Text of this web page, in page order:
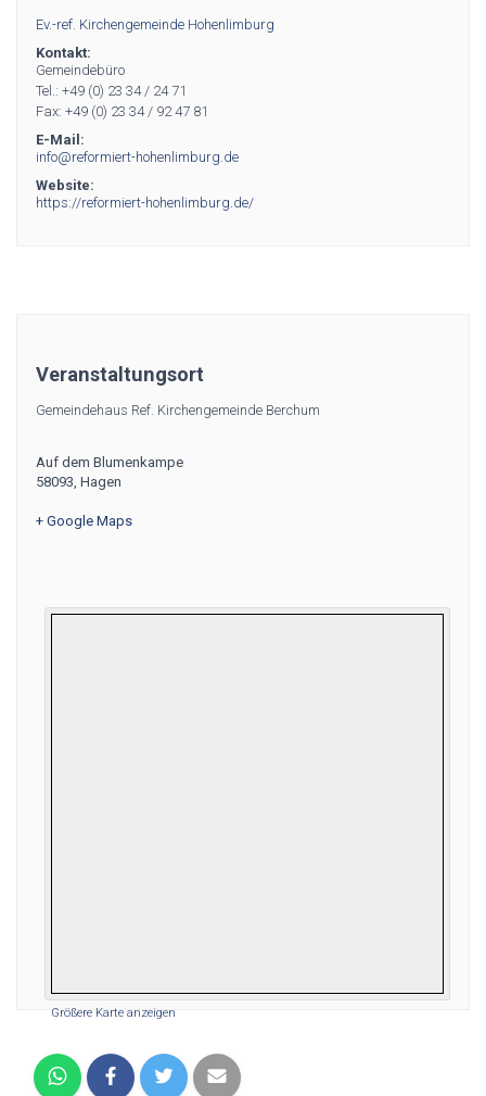
Ev.-ref. Kirchengemeinde Hohenlimburg
Kontakt:
Gemeindebüro
Tel.: +49 (0) 23 34 / 24 71
Fax: +49 (0) 23 34 / 92 47 81
E-Mail:
info@reformiert-hohenlimburg.de
Website:
https://reformiert-hohenlimburg.de/
Veranstaltungsort
Gemeindehaus Ref. Kirchengemeinde Berchum
Auf dem Blumenkampe
58093, Hagen
+ Google Maps
Größere Karte anzeigen